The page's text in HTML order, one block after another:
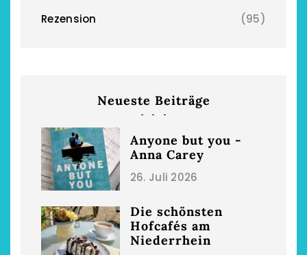
Rezension
(95)
Neueste Beiträge
Anyone but you -
Anna Carey
26. Juli 2026
Die schönsten
Hofcafés am
Niederrhein